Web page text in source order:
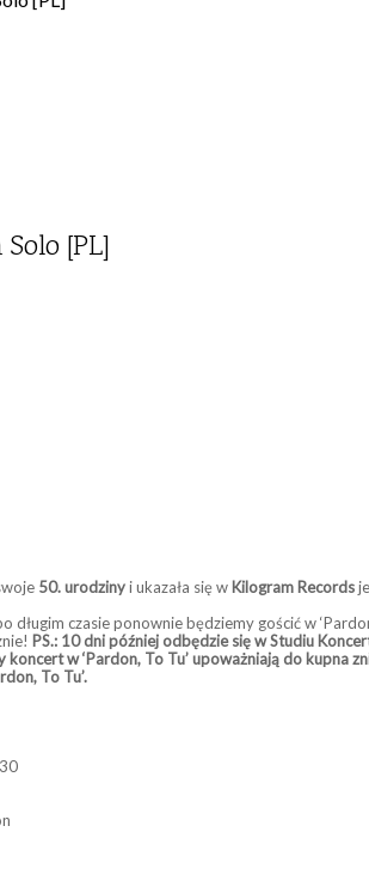
[PL]
50. urodzinyi ukazała się w Kilogram Records
długim czasie ponownie będziemy gościć w
PS.: 10 dni później odbędzie się w Studiu
w ‘Pardon, To Tu’ upoważniają do kupna
To Tu’.